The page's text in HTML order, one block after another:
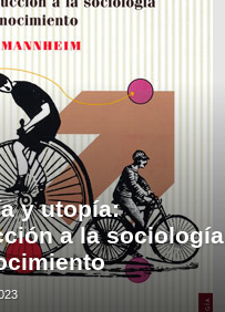
y utopía:
a la sociología